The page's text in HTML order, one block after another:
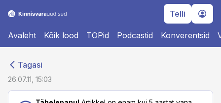
Telli
Avaleht Kõik lood TOPid Podcastid Konverentsid
Tagasi
26.07.11, 15:03